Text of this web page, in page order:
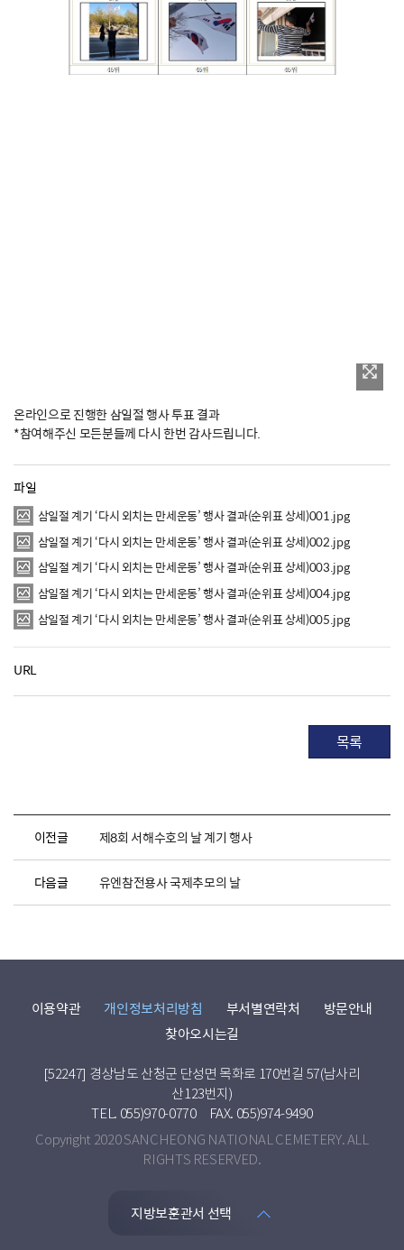
온라인으로 진행한 삼일절 행사 투표 결과
*참여해주신 모든분들께 다시 한번 감사드립니다.
파일
삼일절 계기 ‘다시 외치는 만세운동’ 행사 결과(순위표 상세)001.jpg
삼일절 계기 ‘다시 외치는 만세운동’ 행사 결과(순위표 상세)002.jpg
삼일절 계기 ‘다시 외치는 만세운동’ 행사 결과(순위표 상세)003.jpg
삼일절 계기 ‘다시 외치는 만세운동’ 행사 결과(순위표 상세)004.jpg
삼일절 계기 ‘다시 외치는 만세운동’ 행사 결과(순위표 상세)005.jpg
URL
목록
이전글 제8회 서해수호의 날 계기 행사
다음글 유엔참전용사 국제추모의 날
이용약관 개인정보처리방침 부서별연락처
방문안내
찾아오시는길
[52247] 경상남도 산청군 단성면 목화로 170번길 57(남사리
산123번지)
TEL. 055)970-0770
FAX. 055)974-9490
Copyright 2020 SANCHEONG NATIONAL CEMETERY. ALL
RIGHTS RESERVED.
지방보훈관서 선택